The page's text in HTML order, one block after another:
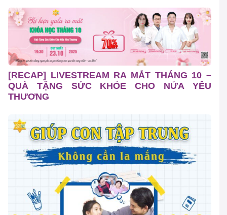
[RECAP] LIVESTREAM RA MẮT THÁNG 10 –
QUÀ TẶNG SỨC KHỎE CHO NỬA YÊU
THƯƠNG